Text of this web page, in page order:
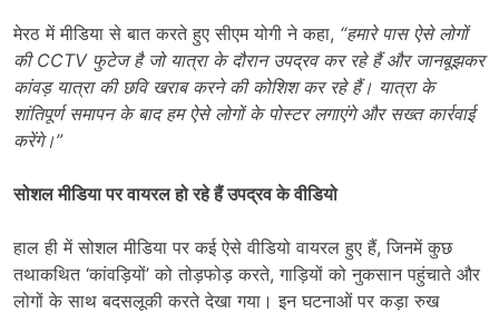
मेरठ में मीडिया से बात करते हुए सीएम योगी ने कहा, “हमारे पास ऐसे लोगों
की CCTV फुटेज है जो यात्रा के दौरान उपद्रव कर रहे हैं और जानबूझकर
कांवड़ यात्रा की छवि खराब करने की कोशिश कर रहे हैं। यात्रा के
शांतिपूर्ण समापन के बाद हम ऐसे लोगों के पोस्टर लगाएंगे और सख्त कार्रवाई
करेंगे।”
सोशल मीडिया पर वायरल हो रहे हैं उपद्रव के वीडियो
हाल ही में सोशल मीडिया पर कई ऐसे वीडियो वायरल हुए हैं, जिनमें कुछ
तथाकथित ‘कांवड़ियों’ को तोड़फोड़ करते, गाड़ियों को नुकसान पहुंचाते और
लोगों के साथ बदसलूकी करते देखा गया। इन घटनाओं पर कड़ा रुख